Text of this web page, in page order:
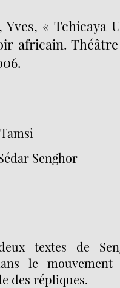
Yves, « Tchicaya
africain.
Senghor
textes de
le
des répliques.